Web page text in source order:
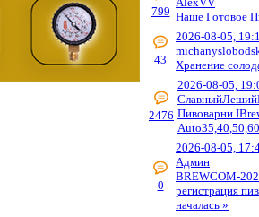
799 Наше Готовое
43
2026-08-05,
Хранение
2476
2026-08-05,
Пивоварни
0
2026-08-05,
Админ
BREWCOM-
регистрация
началась »